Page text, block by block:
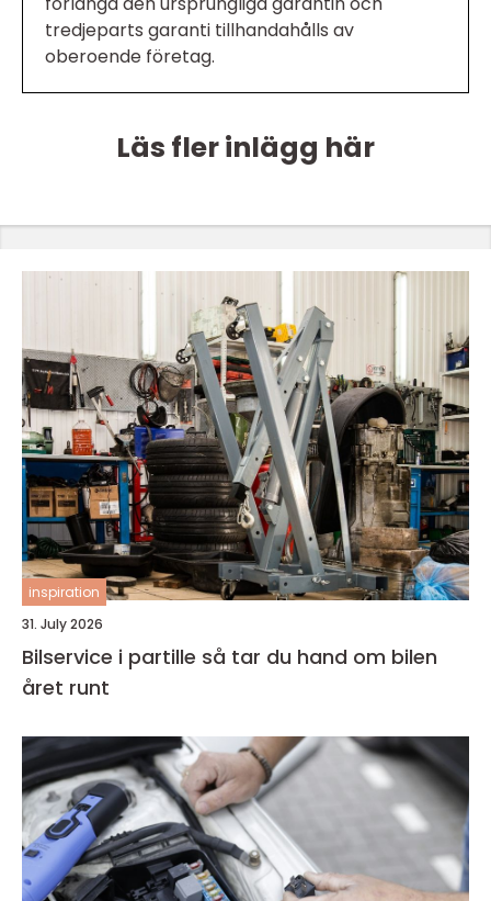
tredjeparts garanti tillhandahålls av
oberoende företag.
Läs fler inlägg här
inspiration
31. July 2026
Bilservice i partille så tar du hand om bilen
året runt